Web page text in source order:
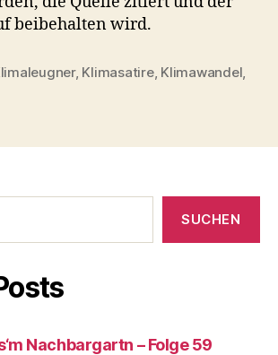
beibehalten wird.
, Klimasatire, Klimawandel,
SUCHEN
Nachbargartn – Folge 59